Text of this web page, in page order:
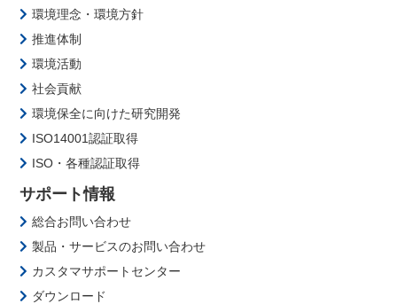
環境理念・環境方針
推進体制
環境活動
社会貢献
環境保全に向けた研究開発
ISO14001認証取得
ISO・各種認証取得
サポート情報
総合お問い合わせ
製品・サービスのお問い合わせ
カスタマサポートセンター
ダウンロード